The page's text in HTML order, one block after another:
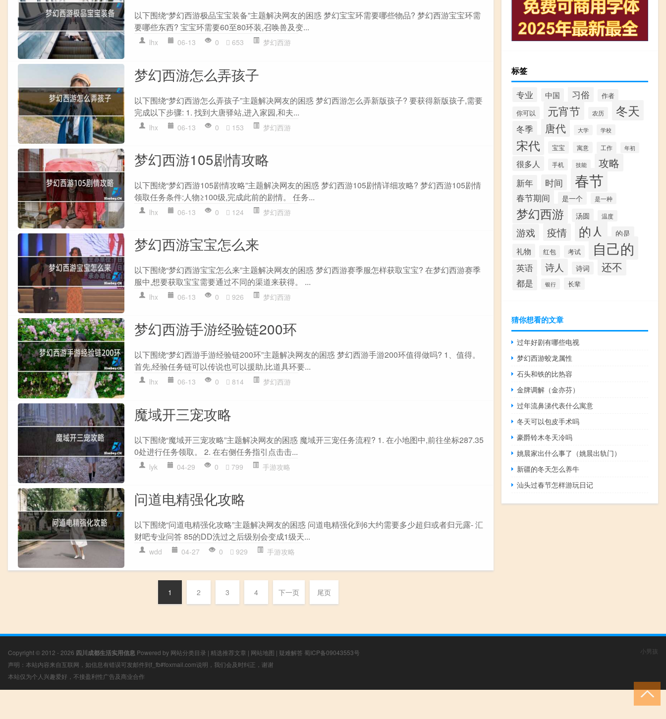
以下围绕“梦幻西游极品宝宝装备”主题解决网友的困惑 梦幻宝宝环需要哪些物品? 梦幻西游宝宝环需
要哪些东西? 宝宝环需要60至80环装,召唤兽及变...
lhx 06-13 0 653 梦幻西游
梦幻西游怎么弄孩子
以下围绕“梦幻西游怎么弄孩子”主题解决网友的困惑 梦幻西游怎么弄新版孩子? 要获得新版孩子,需要
完成以下步骤: 1. 找到大唐驿站,进入家园,和夫...
lhx 06-13 0 153 梦幻西游
梦幻西游105剧情攻略
以下围绕“梦幻西游105剧情攻略”主题解决网友的困惑 梦幻西游105剧情详细攻略? 梦幻西游105剧情
领取任务条件:人物≥100级,完成此前的剧情。 任务...
lhx 06-13 0 124 梦幻西游
梦幻西游宝宝怎么来
以下围绕“梦幻西游宝宝怎么来”主题解决网友的困惑 梦幻西游赛季服怎样获取宝宝? 在梦幻西游赛季
服中,想要获取宝宝需要通过不同的渠道来获得。 ...
lhx 06-13 0 926 梦幻西游
梦幻西游手游经验链200环
以下围绕“梦幻西游手游经验链200环”主题解决网友的困惑 梦幻西游手游200环值得做吗? 1、值得。
首先,经验任务链可以传说也可以援助,比道具环要...
lhx 06-13 0 814 梦幻西游
魔域开三宠攻略
以下围绕“魔域开三宠攻略”主题解决网友的困惑 魔域开三宠任务流程? 1. 在小地图中,前往坐标287.35
0处进行任务领取。 2. 在右侧任务指引点击击...
lyk 04-29 0 799 手游攻略
问道电精强化攻略
以下围绕“问道电精强化攻略”主题解决网友的困惑 问道电精强化到6大约需要多少超归或者归元露- 汇
财吧专业问答 85的DD洗过之后级别会变成1级天...
wdd 04-27 0 929 手游攻略
1 2 3 4 下一页 尾页
标签
专业 中国 习俗
作者
你可以
元宵节 农历 冬天
冬季 唐代 大学 学校
宋代 宝宝 寓意 工作 年初
很多人 手机 技能 攻略
新年 时间 春节
春节期间 是一个 是一种
梦幻西游 汤圆 温度
游戏 疫情 的人 的是
礼物 红包 考试 自己的
英语 诗人 诗词 还不
都是 银行 长辈
猜你想看的文章
过年好剧有哪些电视
梦幻西游蛟龙属性
石头和铁的比热容
金牌调解（金亦芬）
过年流鼻涕代表什么寓意
冬天可以包皮手术吗
豪爵铃木冬天冷吗
姚晨家出什么事了（姚晨出轨门）
新疆的冬天怎么养牛
汕头过春节怎样游玩日记
Copyright © 2012 - 2026 四川成都生活实用信息 Powered by 网站分类目录 | 精选推荐文章 | 网站地图 | 疑难解答 蜀ICP备09043553号
声明：本站内容来自互联网，如信息有错误可发邮件到f_fb#foxmail.com说明，我们会及时纠正，谢谢
本站仅为个人兴趣爱好，不接盈利性广告及商业合作
小男孩